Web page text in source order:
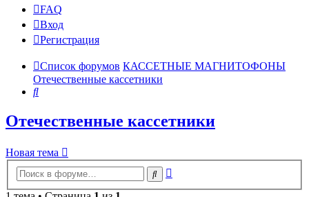
FAQ
Вход
Регистрация
Список форумов КАССЕТНЫЕ МАГНИТОФОНЫ
Отечественные кассетники
Поиск
Отечественные кассетники
Новая тема
Поиск